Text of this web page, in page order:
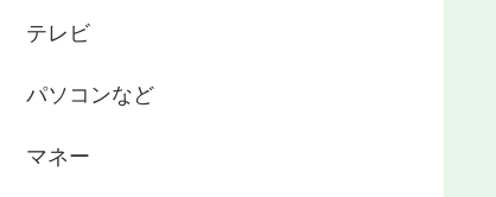
テレビ
パソコンなど
マネー